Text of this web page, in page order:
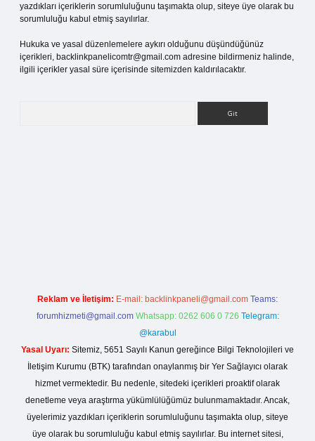
yazdıkları içeriklerin sorumluluğunu taşımakta olup, siteye üye olarak bu
sorumluluğu kabul etmiş sayılırlar.
Hukuka ve yasal düzenlemelere aykırı olduğunu düşündüğünüz
içerikleri, backlinkpanelicomtr@gmail.com adresine bildirmeniz halinde,
ilgili içerikler yasal süre içerisinde sitemizden kaldırılacaktır.
Reklam ve İletişim: E-mail: backlinkpaneli@gmail.com Teams:
forumhizmeti@gmail.com Whatsapp: 0262 606 0 726 Telegram:
@karabul
Yasal Uyarı: Sitemiz, 5651 Sayılı Kanun gereğince Bilgi Teknolojileri ve
İletişim Kurumu (BTK) tarafından onaylanmış bir Yer Sağlayıcı olarak
hizmet vermektedir. Bu nedenle, sitedeki içerikleri proaktif olarak
denetleme veya araştırma yükümlülüğümüz bulunmamaktadır. Ancak,
üyelerimiz yazdıkları içeriklerin sorumluluğunu taşımakta olup, siteye
üye olarak bu sorumluluğu kabul etmiş sayılırlar. Bu internet sitesi,